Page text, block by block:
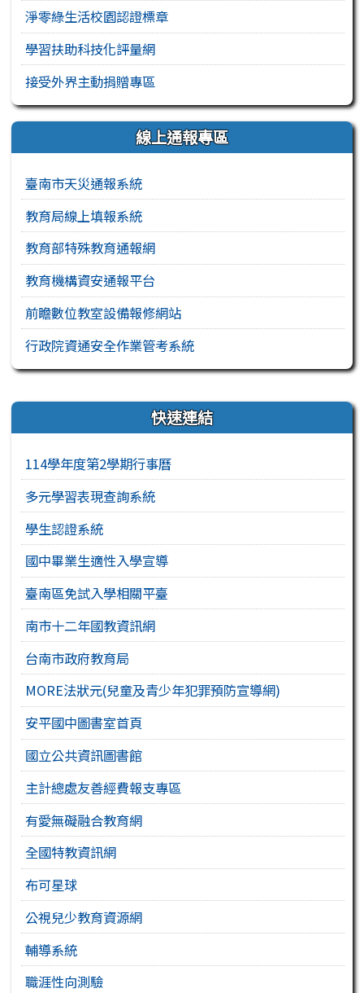
淨零綠生活校園認證標章
學習扶助科技化評量網
接受外界主動捐贈專區
線上通報專區
臺南市天災通報系統
教育局線上填報系統
教育部特殊教育通報網
教育機構資安通報平台
前瞻數位教室設備報修網站
行政院資通安全作業管考系統
右邊區域內容 快速連結
114學年度第2學期行事曆
多元學習表現查詢系統
學生認證系統
國中畢業生適性入學宣導
臺南區免試入學相關平臺
南市十二年國教資訊網
台南市政府教育局
MORE法狀元(兒童及青少年犯罪預防宣導網)
安平國中圖書室首頁
國立公共資訊圖書館
主計總處友善經費報支專區
有愛無礙融合教育網
全國特教資訊網
布可星球
公視兒少教育資源網
輔導系統
職涯性向測驗